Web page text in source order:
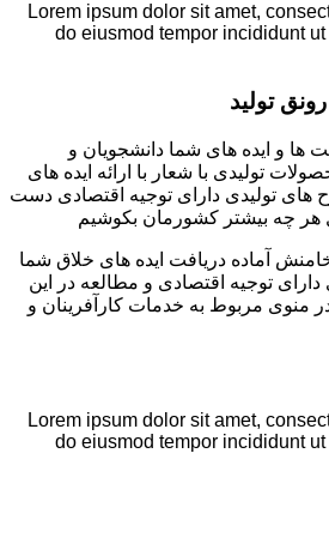
Lorem ipsum dolor sit amet,
do eiusmod tempor incididunt
تولید
ها و ایده های شما دانشجویان و
تولیدی با شعار با ارائه ایده های
های تولیدی دارای توجیه اقتصادی دست
هر چه بیشتر کشورمان بکوشیم
آماده دریافت ایده های خلاق شما
توجیه اقتصادی و مطالعه در این
منوی مربوط به خدمات کارآفرینان و
Lorem ipsum dolor sit amet,
do eiusmod tempor incididunt